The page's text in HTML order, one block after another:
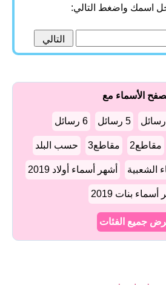
اسمك واضغط التالي:
الأسماء مع
5 رسائل 6 رسائل
مقاطع2 مقاطع3 حسب البلد
الشعبية أشهر أسماء أولاد 2019
أسماء بنات 2019
جميع الفئات